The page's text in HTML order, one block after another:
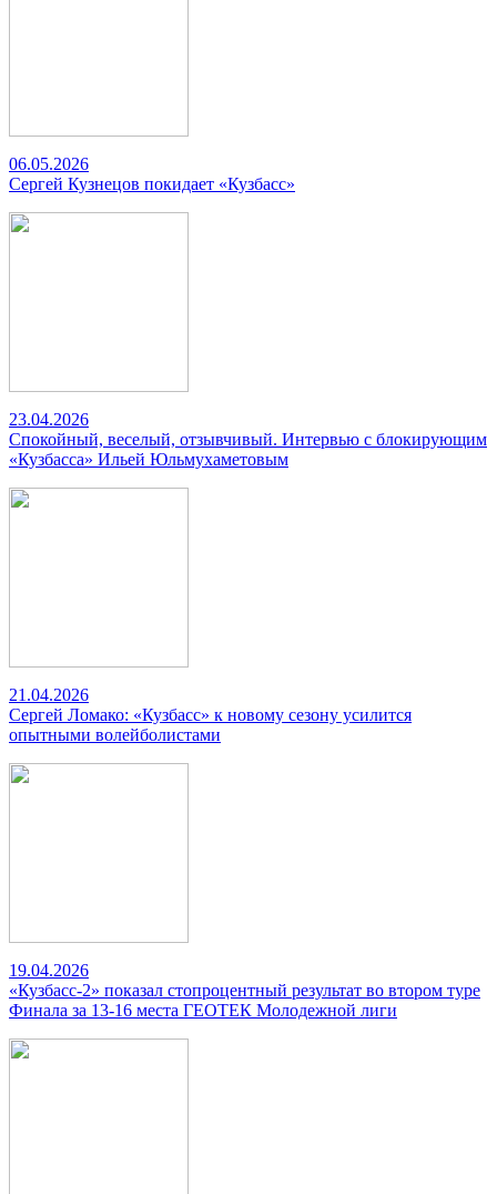
06.05.2026
Сергей Кузнецов покидает «Кузбасс»
23.04.2026
Спокойный, веселый, отзывчивый. Интервью с блокирующим
«Кузбасса» Ильей Юльмухаметовым
21.04.2026
Сергей Ломако: «Кузбасс» к новому сезону усилится
опытными волейболистами
19.04.2026
«Кузбасс-2» показал стопроцентный результат во втором туре
Финала за 13-16 места ГЕОТЕК Молодежной лиги